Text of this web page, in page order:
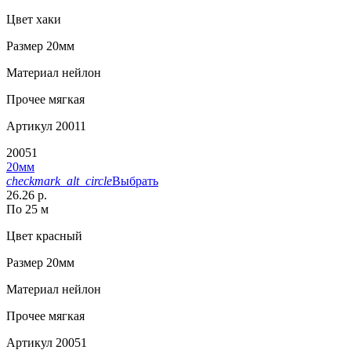
Цвет хаки
Размер 20мм
Материал нейлон
Прочее мягкая
Артикул 20011
20051
20мм
checkmark_alt_circleВыбрать
26.26 р.
По 25 м
Цвет красный
Размер 20мм
Материал нейлон
Прочее мягкая
Артикул 20051